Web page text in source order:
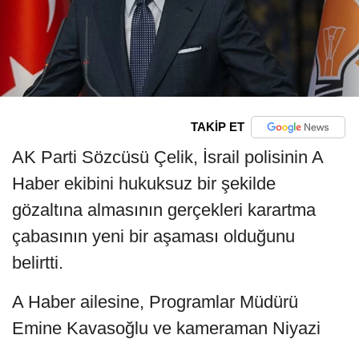
TAKİP ET
AK Parti Sözcüsü Çelik, İsrail polisinin A
Haber ekibini hukuksuz bir şekilde
gözaltına almasının gerçekleri karartma
çabasının yeni bir aşaması olduğunu
belirtti.
A Haber ailesine, Programlar Müdürü
Emine Kavasoğlu ve kameraman Niyazi